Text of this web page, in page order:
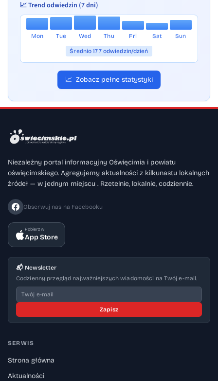
📈 Trend odwiedzin (7 dni)
Mon Tue Wed Thu Fri Sat Sun
Średnio 177 odwiedzin/dzień
📈 Zobacz pełne statystyki
Niezależny portal informacyjny Oświęcimia i powiatu
oświęcimskiego. Agregujemy aktualności z kilkunastu lokalnych
źródeł — w jednym miejscu . Rzetelnie, lokalnie, codziennie.
Obserwuj nas na Facebooku
Pobierz w
App Store
📬 Newsletter
Codzienny przegląd najważniejszych wiadomości na Twój e-mail.
Zapisz
SERWIS
Strona główna
Aktualności